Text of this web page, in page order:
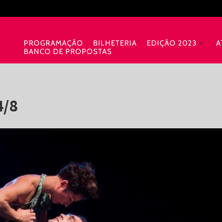
PROGRAMAÇÃO BILHETERIA EDIÇÃO 2023
BANCO DE PROPOSTAS
8